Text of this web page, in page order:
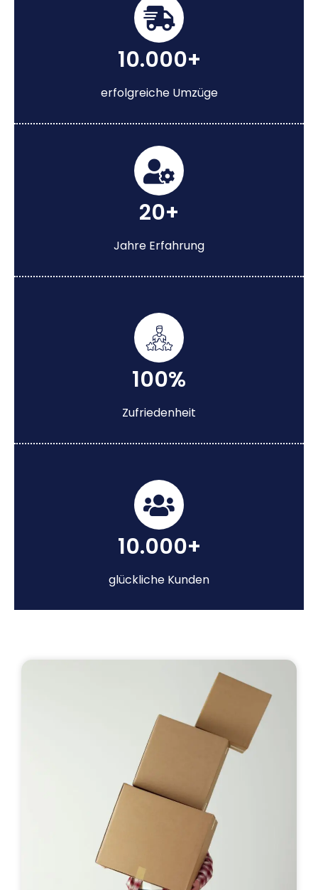
10.000+
erfolgreiche Umzüge
20+
Jahre Erfahrung
100%
Zufriedenheit
10.000+
glückliche Kunden